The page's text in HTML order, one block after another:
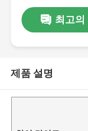
최고의
제품 설명